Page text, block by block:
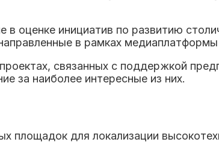
оценке инициатив по развитию
в рамках
связанных с поддержкой
за наиболее интересные из них.
для локализации